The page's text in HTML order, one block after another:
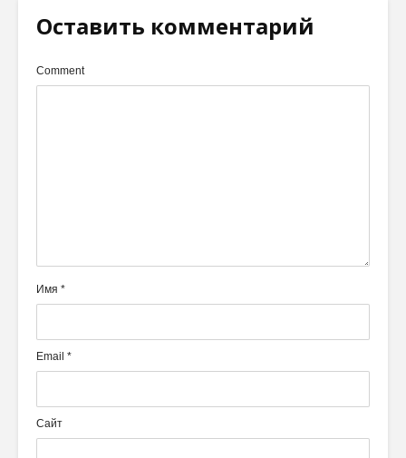
Оставить комментарий
Comment
Имя *
Email *
Сайт